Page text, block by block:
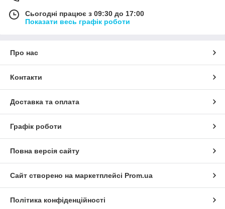
Сьогодні працює з 09:30 до 17:00
Показати весь графік роботи
Про нас
Контакти
Доставка та оплата
Графік роботи
Повна версія сайту
Сайт створено на маркетплейсі Prom.ua
Політика конфіденційності